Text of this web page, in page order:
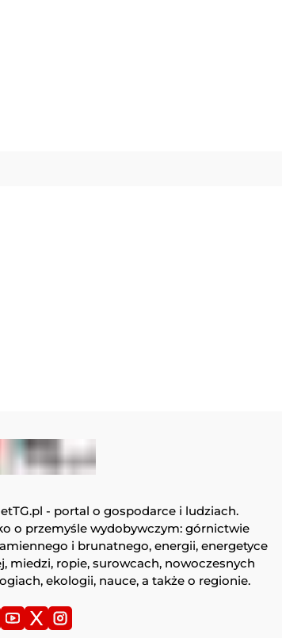
- portal o gospodarce i ludziach.
o przemyśle wydobywczym: górnictwie
i brunatnego, energii, energetyce
miedzi, ropie, surowcach, nowoczesnych
ekologii, nauce, a także o regionie.